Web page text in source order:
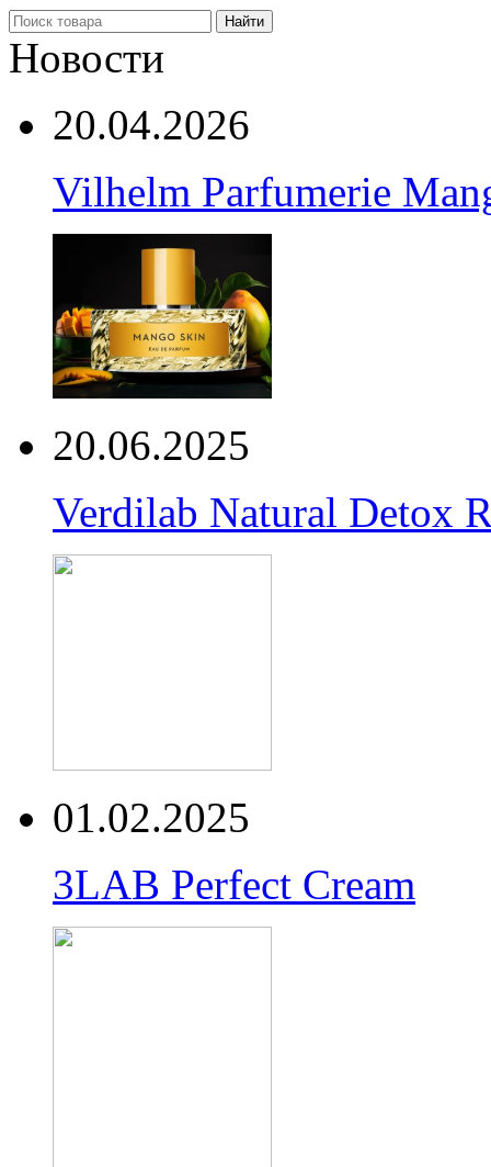
Найти
Новости
20.04.2026
Vilhelm Parfumerie
20.06.2025
Verdilab Natural Detox
01.02.2025
3LAB Perfect Cream